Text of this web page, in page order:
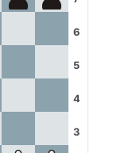
3
4
5
6